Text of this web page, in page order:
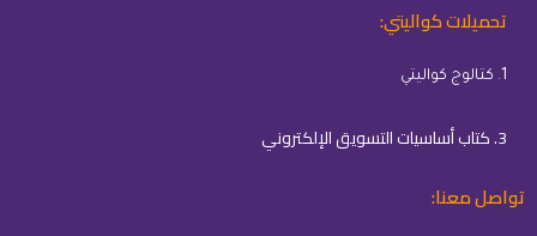
تحميلات كواليتي:
1. كتالوج كواليتي
3. كتاب أساسيات التسويق الإلكتروني
تواصل معنا: